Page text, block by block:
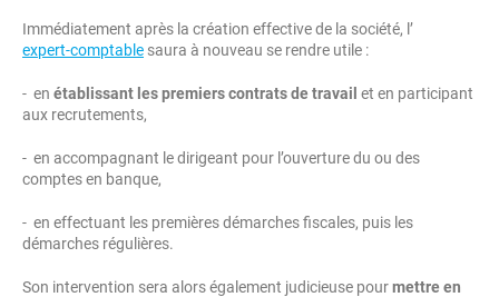
Immédiatement après la création effective de la société, l’
expert-comptable saura à nouveau se rendre utile :
- en établissant les premiers contrats de travail et en participant
aux recrutements,
- en accompagnant le dirigeant pour l’ouverture du ou des
comptes en banque,
- en effectuant les premières démarches fiscales, puis les
démarches régulières.
Son intervention sera alors également judicieuse pourmettre en